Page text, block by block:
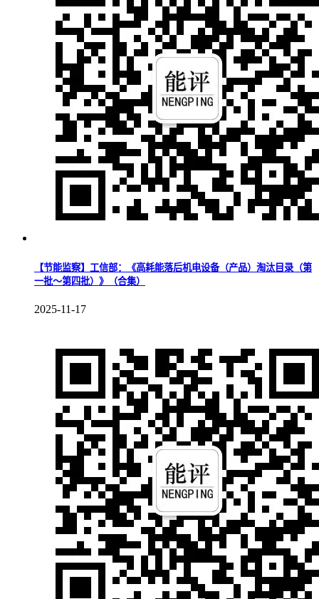
【节能监察】工信部：《高耗能落后机电设备（产品）淘汰目录（第
一批～第四批）》（合集）
2025-11-17